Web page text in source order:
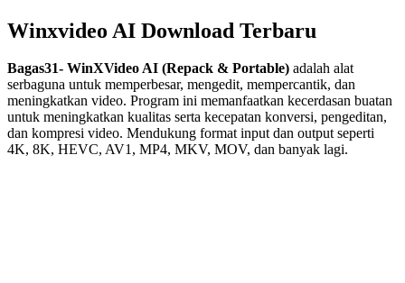
Winxvideo AI Download Terbaru
Bagas31- WinXVideo AI (Repack & Portable) adalah alat
serbaguna untuk memperbesar, mengedit, mempercantik, dan
meningkatkan video. Program ini memanfaatkan kecerdasan buatan
untuk meningkatkan kualitas serta kecepatan konversi, pengeditan,
dan kompresi video. Mendukung format input dan output seperti
4K, 8K, HEVC, AV1, MP4, MKV, MOV, dan banyak lagi.